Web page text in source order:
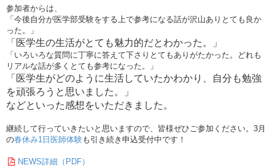
参加者からは、
「今後自分が医学部受験をする上で参考になる話が沢山ありとても良か
った。」
「医学生の生活がとても魅力的だとわかった。」
「いろいろな質問に丁寧に答えて下さりとてもありがたかった。どれも
リアルな話が多くとても参考になった。」
「医学生がどのように生活していたかわかり、自分も勉強
を頑張ろうと思いました。」
などといった感想をいただきました。
継続して行っていきたいと思いますので、皆様ぜひご参加ください。3月
の春休み1日医師体験も引き続き申込受付中です！
NEWS詳細